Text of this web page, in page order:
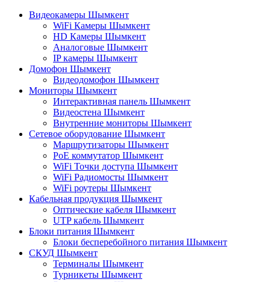
Видеокамеры Шымкент
WiFi Камеры Шымкент
HD Камеры Шымкент
Аналоговые Шымкент
IP камеры Шымкент
Домофон Шымкент
Видеодомофон Шымкент
Мониторы Шымкент
Интерактивная панель Шымкент
Видеостена Шымкент
Внутренние мониторы Шымкент
Сетевое оборудование Шымкент
Маршрутизаторы Шымкент
PoE коммутатор Шымкент
WiFi Точки доступа Шымкент
WiFi Радиомосты Шымкент
WiFi роутеры Шымкент
Кабельная продукция Шымкент
Оптические кабеля Шымкент
UTP кабель Шымкент
Блоки питания Шымкент
Блоки бесперебойного питания Шымкент
СКУД Шымкент
Терминалы Шымкент
Турникеты Шымкент